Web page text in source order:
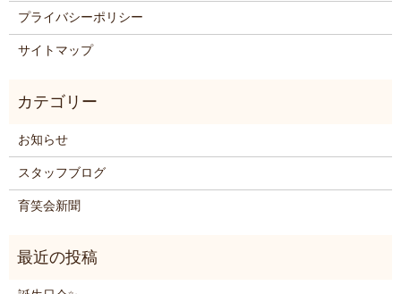
プライバシーポリシー
サイトマップ
お知らせ
スタッフブログ
育笑会新聞